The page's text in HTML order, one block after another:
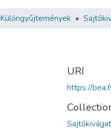
Különgyűjtemények
URI
https://